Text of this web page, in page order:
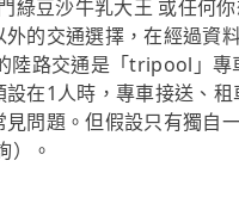
豆沙牛乳大王 或任何
的交通選擇，在經過
陸路交通是「tripool」
在1人時，專車接送、
問題。但假設只有獨
）。